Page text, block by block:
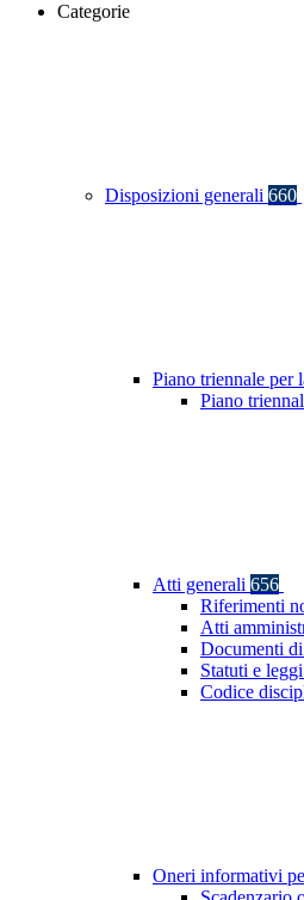
Categorie
Disposizioni generali 660
Piano triennale per
Piano
Atti generali 656
Riferimenti
Atti
Documenti
Statuti e
Codice
Oneri informativi